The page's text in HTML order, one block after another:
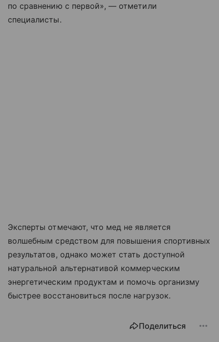
по сравнению с первой», — отметили
специалисты.
Эксперты отмечают, что мед не является
волшебным средством для повышения спортивных
результатов, однако может стать доступной
натуральной альтернативой коммерческим
энергетическим продуктам и помочь организму
быстрее восстановиться после нагрузок.
Поделиться